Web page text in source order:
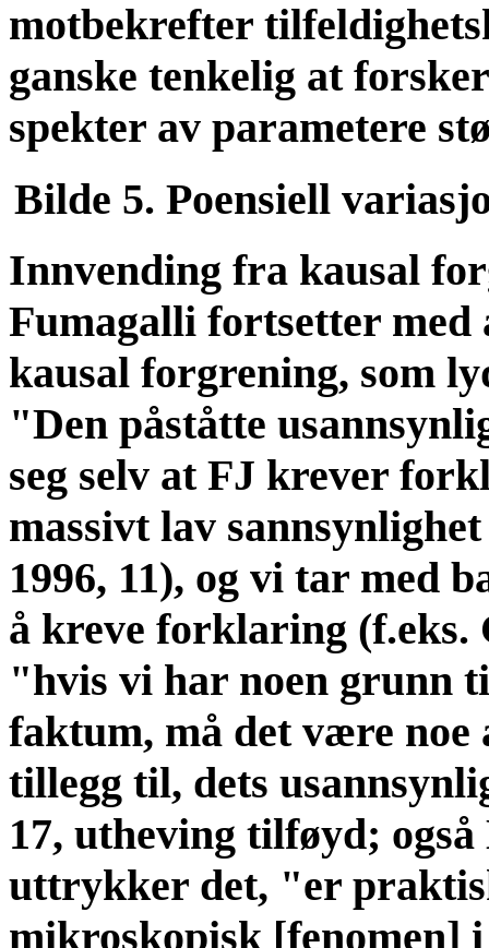
motbekrefter
ganske tenkelig at
spekter av parametere
Bilde 5. Poensiell
Innvending fra kausal
Fumagalli fortsetter med
kausal forgrening, som
"Den påståtte
seg selv at FJ krever
massivt lav
1996, 11), og vi tar med
å kreve forklaring (f.eks.
"hvis vi har noen grunn
faktum, må det være noe
tillegg til, dets
17, utheving tilføyd;
uttrykker det, "er
mikroskopisk [fenomen]